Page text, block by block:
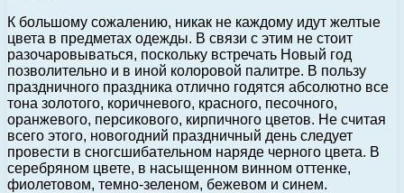
К большому сожалению, никак не каждому идут желтые
цвета в предметах одежды. В связи с этим не стоит
разочаровываться, поскольку встречать Новый год
позволительно и в иной колоровой палитре. В пользу
праздничного праздника отлично годятся абсолютно все
тона золотого, коричневого, красного, песочного,
оранжевого, персикового, кирпичного цветов. Не считая
всего этого, новогодний праздничный день следует
провести в сногсшибательном наряде черного цвета. В
серебряном цвете, в насыщенном винном оттенке,
фиолетовом, темно-зеленом, бежевом и синем.